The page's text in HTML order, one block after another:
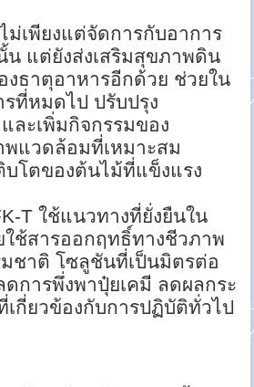
เพียงแต่จัดการกับอาการ
น แต่ยังส่งเสริมสุขภาพดิน
ธาตุอาหารอีกด้วย ช่วยใน
ที่หมดไป ปรับปรุง
ละเพิ่มกิจกรรมของ
พแวดล้อมที่เหมาะสม
บโตของต้นไม้ที่แข็งแรง
T ใช้แนวทางที่ยั่งยืนใน
ช้สารออกฤทธิ์ทางชีวภาพ
ชาติ โซลูชันที่เป็นมิตรต่อ
การพึ่งพาปุ๋ยเคมี ลดผลกระ
กี่ยวข้องกับการปฏิบัติทั่วไป